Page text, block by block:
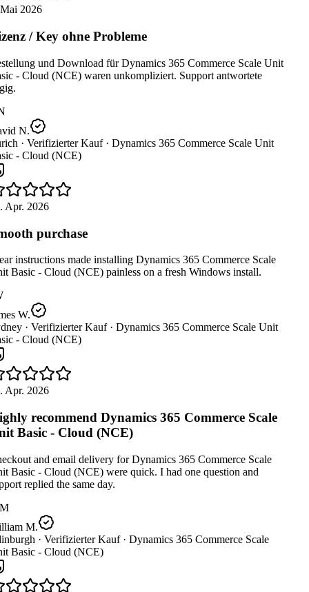
2026
/ Key ohne Probleme
und Download für Dynamics 365 Commerce Scale Unit
- Cloud (NCE) waren unkompliziert. Support antwortete
N.
· Verifizierter Kauf · Dynamics 365 Commerce Scale Unit
- Cloud (NCE)
Apr. 2026
purchase
instructions made installing Dynamics 365 Commerce Scale
Basic - Cloud (NCE) painless on a fresh Windows install.
W.
· Verifizierter Kauf · Dynamics 365 Commerce Scale Unit
- Cloud (NCE)
Apr. 2026
recommend Dynamics 365 Commerce Scale
Basic - Cloud (NCE)
and email delivery for Dynamics 365 Commerce Scale
Basic - Cloud (NCE) were quick. I had one question and
replied the same day.
M.
· Verifizierter Kauf · Dynamics 365 Commerce Scale
Basic - Cloud (NCE)